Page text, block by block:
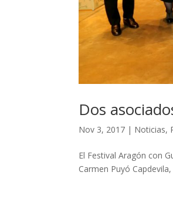
Dos
Nov 3, 2017 | Noticias,
El Festival Aragón con
Carmen Puyó